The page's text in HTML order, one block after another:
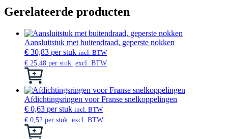
Gerelateerde producten
Aansluitstuk met buitendraad, geperste nokken
€ 30,83 per stuk incl. BTW
€ 25,48 per stuk excl. BTW
Dit
heeft
meerdere
variaties.
Deze
optie
Afdichtingsringen voor Franse snelkoppelingen
€ 0,63 per stuk incl. BTW
€ 0,52 per stuk excl. BTW
Dit